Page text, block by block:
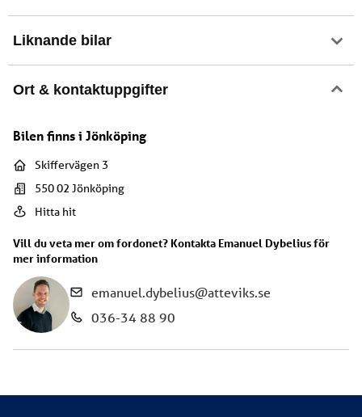
Liknande bilar
Ort & kontaktuppgifter
Bilen finns i Jönköping
Skiffervägen 3
550 02Jönköping
Hitta hit
Vill du veta mer om fordonet? Kontakta Emanuel Dybeliusför
mer information
emanuel.dybelius@atteviks.se
036-34 88 90